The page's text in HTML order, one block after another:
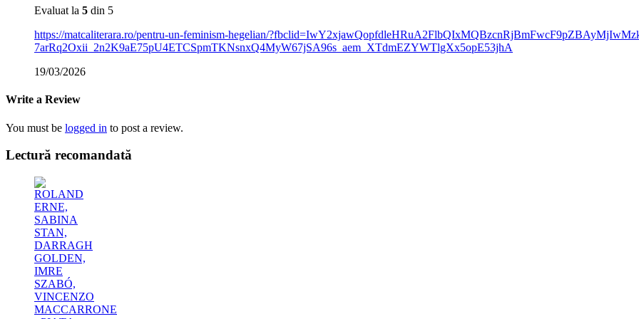
Evaluat la 5 din 5
https://matcaliterara.ro/pentru-un-feminism-hegelian/
7arRq2Oxii_2n2K9aE75pU4ETCSpmTKNsnxQ4MyW67jSA96s_aem_XTdmEZYWTlgXx5opE53jhA
19/03/2026
Write a Review
You must be logged in to post a review.
Lectură recomandată